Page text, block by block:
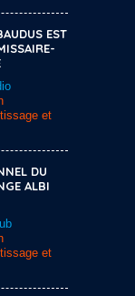
EST
et
DU
ALBI
et